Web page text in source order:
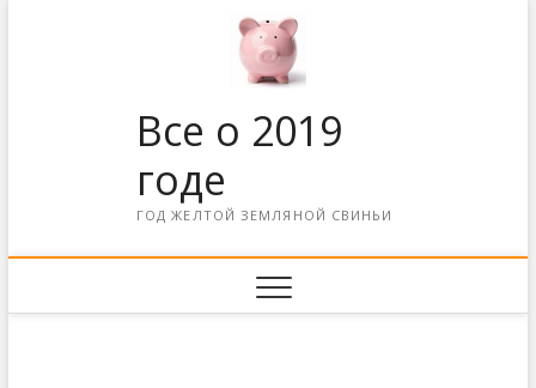
Все о 2019
годе
ГОД ЖЕЛТОЙ ЗЕМЛЯНОЙ СВИНЬИ